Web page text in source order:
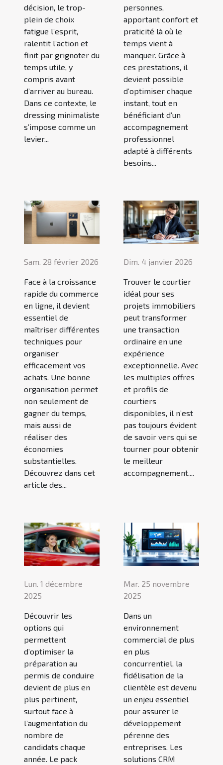
décision, le trop-
plein de choix
fatigue l’esprit,
ralentit l’action et
finit par grignoter du
temps utile, y
compris avant
d’arriver au bureau.
Dans ce contexte, le
dressing minimaliste
s’impose comme un
levier...
personnes,
apportant confort et
praticité là où le
temps vient à
manquer. Grâce à
ces prestations, il
devient possible
d’optimiser chaque
instant, tout en
bénéficiant d’un
accompagnement
professionnel
adapté à différents
besoins...
Sam. 28 février 2026
Face à la croissance
rapide du commerce
en ligne, il devient
essentiel de
maîtriser différentes
techniques pour
organiser
efficacement vos
achats. Une bonne
organisation permet
non seulement de
gagner du temps,
mais aussi de
réaliser des
économies
substantielles.
Découvrez dans cet
article des...
Dim. 4 janvier 2026
Trouver le courtier
idéal pour ses
projets immobiliers
peut transformer
une transaction
ordinaire en une
expérience
exceptionnelle. Avec
les multiples offres
et profils de
courtiers
disponibles, il n’est
pas toujours évident
de savoir vers qui se
tourner pour obtenir
le meilleur
accompagnement....
Lun. 1 décembre
2025
Découvrir les
options qui
permettent
d’optimiser la
préparation au
permis de conduire
devient de plus en
plus pertinent,
surtout face à
l’augmentation du
nombre de
candidats chaque
année. Le pack
Mar. 25 novembre
2025
Dans un
environnement
commercial de plus
en plus
concurrentiel, la
fidélisation de la
clientèle est devenu
un enjeu essentiel
pour assurer le
développement
pérenne des
entreprises. Les
solutions CRM